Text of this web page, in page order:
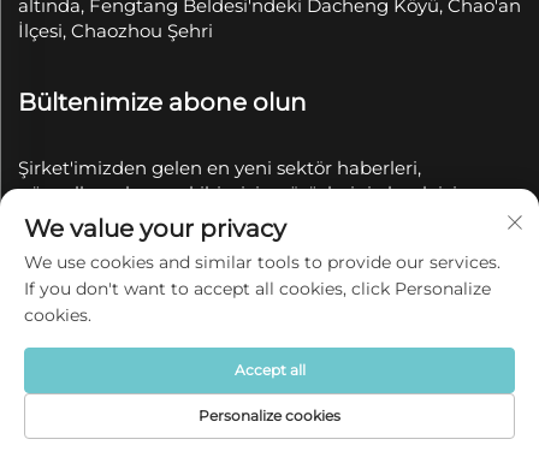
altında, Fengtang Beldesi'ndeki Dacheng Köyü, Chao'an
İlçesi, Chaozhou Şehri
Bültenimize abone olun
Şirket'imizden gelen en yeni sektör haberleri,
güncellemeler ve ekibimizin görüşlerini almak için
bültenimize katılın.
Abone Ol
Telif Hakkı © 2025 Chaozhou Qianyue Seramik Sanayi
ve Ticaret A.Ş. tarafından saklıdır.
Gizlilik politikası
Ana Sayfa
Ürün Hakkında İletişim
We value your privacy
We use cookies and similar tools to provide our services.
If you don't want to accept all cookies, click Personalize
cookies.
Personalize cookies
Accept all